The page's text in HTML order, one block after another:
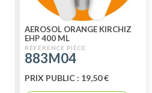
AEROSOL ORANGE KIRCHIZ
EHP 400 ML
883M04
PRIX PUBLIC : 19,50 €